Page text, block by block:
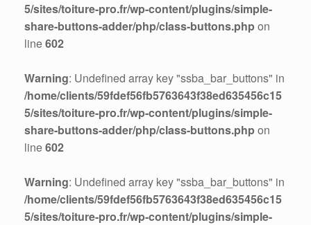
5/sites/toiture-pro.fr/wp-content/plugins/simple-
share-buttons-adder/php/class-buttons.php on
line602
Warning: Undefined array key "ssba_bar_buttons" in
/home/clients/59fdef56fb5763643f38ed635456c15
5/sites/toiture-pro.fr/wp-content/plugins/simple-
share-buttons-adder/php/class-buttons.php on
line602
Warning: Undefined array key "ssba_bar_buttons" in
/home/clients/59fdef56fb5763643f38ed635456c15
5/sites/toiture-pro.fr/wp-content/plugins/simple-